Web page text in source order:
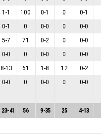
1-1 100 0-1 0 0-1
0-1 0 0-0 0 0-0
5-7 71 0-2 0 0-0
0-0 0 0-0 0 0-0
8-13 61 1-8 12 0-2
0-0 0 0-0 0 0-0
23-41 56 9-35 25 4-13